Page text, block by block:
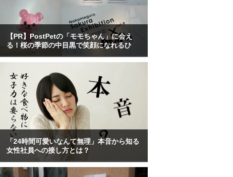
【PR】PostPetの「モモちゃん」に会え
る！桜の季節の中目黒で笑顔になれるひ
「24時間可愛いなんて無理」本音から知る
女性社員への接し方とは？